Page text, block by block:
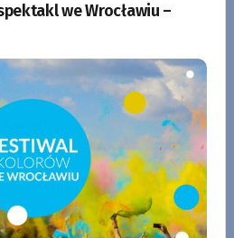
we Wrocławiu –